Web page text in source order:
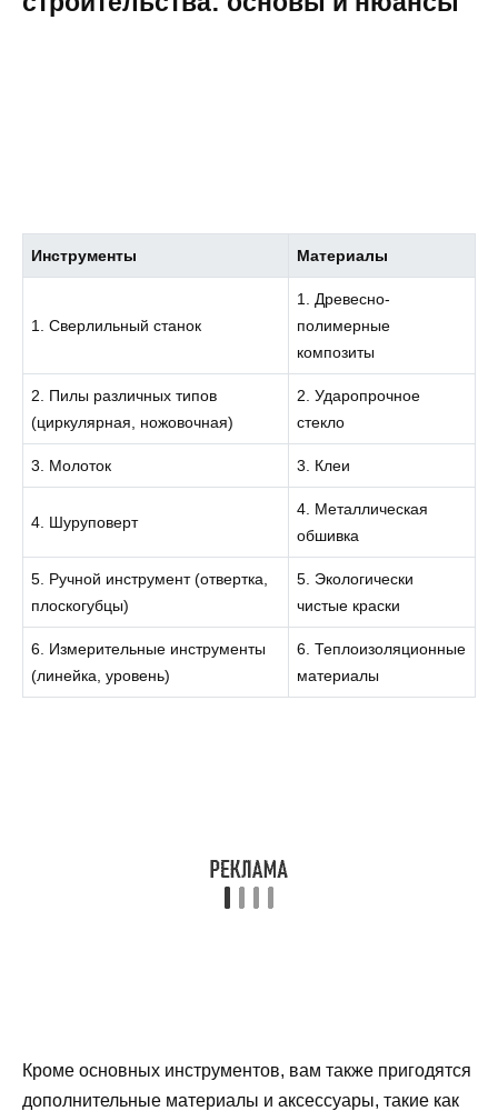
Инструменты Материалы
1. Сверлильный станок
1. Древесно-
полимерные
композиты
2. Пилы различных типов
(циркулярная, ножовочная)
2. Ударопрочное
стекло
3. Молоток 3. Клеи
4. Шуруповерт
4. Металлическая
обшивка
5. Ручной инструмент (отвертка,
плоскогубцы)
5. Экологически
чистые краски
6. Измерительные инструменты
(линейка, уровень)
6. Теплоизоляционные
материалы
Кроме основных инструментов, вам также пригодятся
дополнительные материалы и аксессуары, такие как